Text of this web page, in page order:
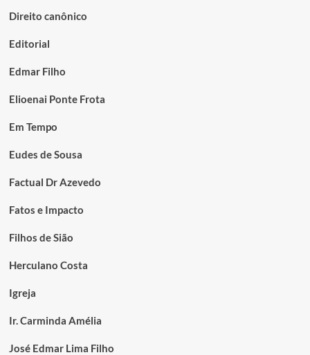
Direito canônico
Editorial
Edmar Filho
Elioenai Ponte Frota
Em Tempo
Eudes de Sousa
Factual Dr Azevedo
Fatos e Impacto
Filhos de Sião
Herculano Costa
Igreja
Ir. Carminda Amélia
José Edmar Lima Filho